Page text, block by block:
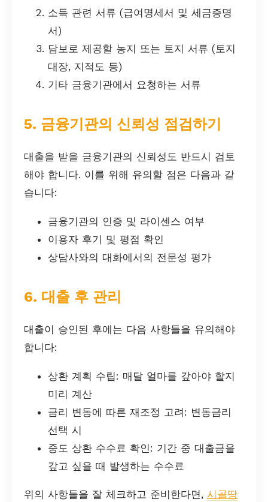
소득 관련 서류 (급여명세서 및 세금증명
서)
담보로 제공할 농지 또는 토지 서류 (토지
대장, 지적도 등)
기타 금융기관에서 요청하는 서류
5. 금융기관의 신뢰성 점검하기
대출을 받을 금융기관의 신뢰성도 반드시 검토
해야 합니다. 이를 위해 유의할 점은 다음과 같
습니다:
금융기관의 인증 및 라이센스 여부
이용자 후기 및 평점 확인
상담사와의 대화에서의 전문성 평가
6. 대출 후 관리
대출이 승인된 후에는 다음 사항들을 유의해야
합니다:
상환 계획 수립: 매달 얼마를 갚아야 할지
미리 계산
금리 변동에 따른 재조정 고려: 변동금리
선택 시
중도 상환 수수료 확인: 기간 중 대출금을
갚고 싶을 때 발생하는 수수료
위의 사항들을 잘 체크하고 준비한다면, 시골땅